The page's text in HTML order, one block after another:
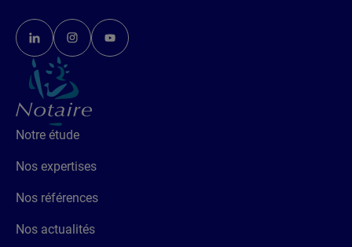
Notre étude
Nos expertises
Nos références
Nos actualités